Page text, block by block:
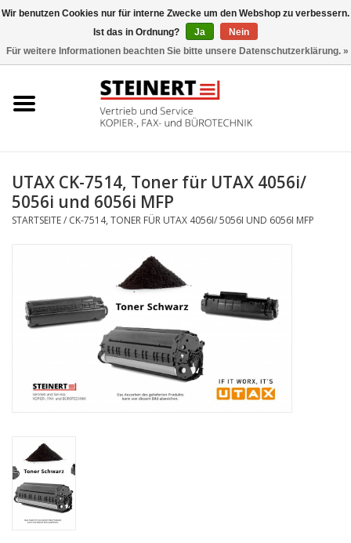
Büromaschinen- Service
Toner
Marken
UTAX CK-7514, Toner für UTAX 4056i/
5056i und 6056i MFP
STARTSEITE/ CK-7514, TONER FÜR UTAX 4056I/ 5056I UND 6056I MFP
Wir benutzen Cookies nur für interne Zwecke um den Webshop zu verbessern.
Ist das in Ordnung?
Ja
Nein
Für weitere Informationen beachten Sie bitte unsere Datenschutzerklärung. »